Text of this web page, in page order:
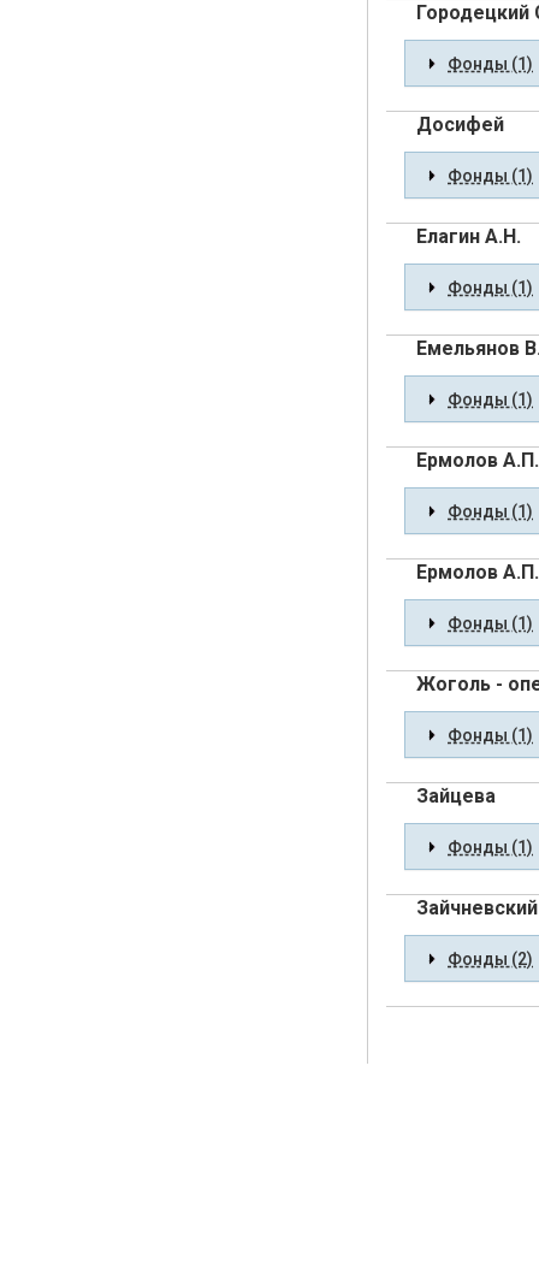
Городецкий
Фонды (1)
Досифей
Фонды (1)
Елагин А.Н.
Фонды (1)
Емельянов
Фонды (1)
Ермолов А.П.
Фонды (1)
Ермолов А.П.
Фонды (1)
Жоголь -
Фонды (1)
Зайцева
Фонды (1)
Фонды (2)